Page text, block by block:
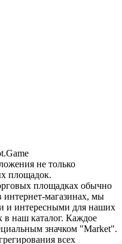
не только
площадок.
площадках обычно
интернет-магазинах, мы
и интересными для наших
в наш каталог. Каждое
значком "Market".
всех